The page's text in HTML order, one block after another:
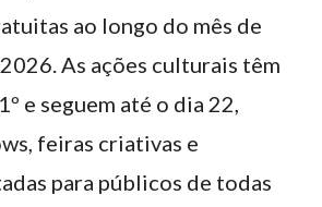
ao longo do mês de
As ações culturais têm
e seguem até o dia 22,
feiras criativas e
para públicos de todas